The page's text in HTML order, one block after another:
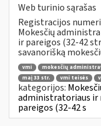
Web turinio sąrašas
Registracijos
Mokesčių
ir pareigos (32-42
savanorišką
vmi mokesčių
maį 33 str.
vmi teisės
kategorijos:
administratoriaus ir
pareigos (32-42 s